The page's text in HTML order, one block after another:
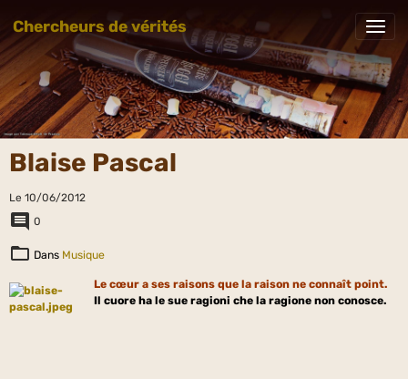
Chercheurs de vérités
Blaise Pascal
Le 10/06/2012
0
Dans Musique
Le cœur a ses raisons que la raison ne connaît point.
Il cuore ha le sue ragioni che la ragione non conosce.